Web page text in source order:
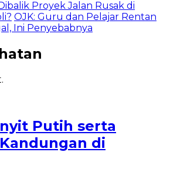
Proyek Jalan Rusak di
OJK: Guru dan Pelajar Rentan
Ini Penyebabnya
Putih serta
di